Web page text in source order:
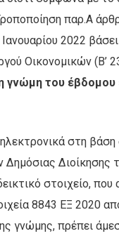
παρ.Α
2022
Οικονομικών (Β’
γνώμη του έβδομου
στη
Διοίκησης
στοιχείο,
8843 ΕΞ 2020
γνώμης, πρέπει